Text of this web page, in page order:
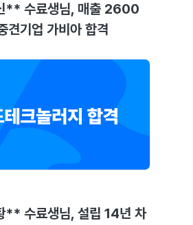
수료생님, 매출 2600
견기업 가비아 합격
수료생님, 설립 14년 차